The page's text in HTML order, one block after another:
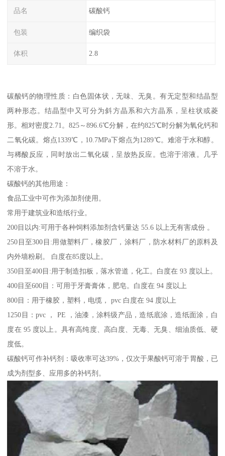
品名 碳酸钙
包装 编织袋
体积 2.8
碳酸钙的物理性质：白色固体状，无味、无臭。有无定型和结晶型
两种形态。结晶型中又可分为斜方晶系和六方晶系，呈柱状或菱
形。相对密度2.71。825～896.6℃分解，在约825℃时分解为氧化钙和
二氧化碳。熔点1339℃，10.7MPa下熔点为1289℃。难溶于水和醇。
与稀酸反应，同时放出二氧化碳，呈放热反应。也溶于溶液。几乎
不溶于水。
碳酸钙的其他用途：
食品工业中可作为添加剂使用。
常用于建筑业和造纸行业。
200目以内:可用于各种饲料添加剂含钙量达 55.6 以上无有害成份 。
250目至300目:用做塑料厂，橡胶厂，涂料厂，防水材料厂的原料及
内外墙粉刷。 白度在85度以上。
350目至400目:用于制造扣板，落水管道，化工。白度在 93 度以上。
400目至600目：可用于牙膏膏体，肥皂。白度在 94 度以上
800目：用于橡胶，塑料，电缆， pvc 白度在 94 度以上
1250目：pvc ， PE ，油漆，涂料级产品，造纸底涂，造纸面涂，白
度在 95 度以上。具有高纯度、高白度、无毒、无臭、细油质低、硬
度低。
碳酸钙可作补钙剂：吸收率可达39%，仅次于果酸钙可溶于胃酸，已
成为剂型多、应用多的补钙剂。